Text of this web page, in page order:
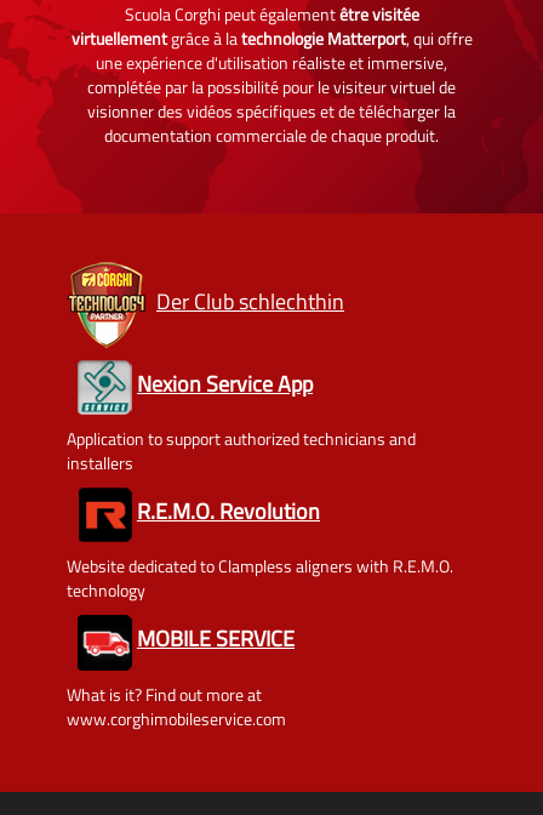
Scuola Corghi peut égalementêtre visitée
virtuellementgrâce à latechnologie Matterport, qui offre
une expérience d'utilisation réaliste et immersive,
complétée par la possibilité pour le visiteur virtuel de
visionner des vidéos spécifiques et de télécharger la
documentation commerciale de chaque produit.
Der Club schlechthin
Nexion Service App
Application to support authorized technicians and
installers
R.E.M.O. Revolution
Website dedicated to Clampless aligners with R.E.M.O.
technology
MOBILE SERVICE
What is it? Find out more at
www.corghimobileservice.com